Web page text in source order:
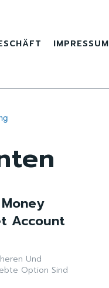
IMPRESSUM
Account
Und
Option Sind